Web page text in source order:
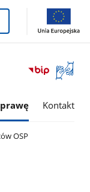
Otwórz
okno
Kontakt
OSP